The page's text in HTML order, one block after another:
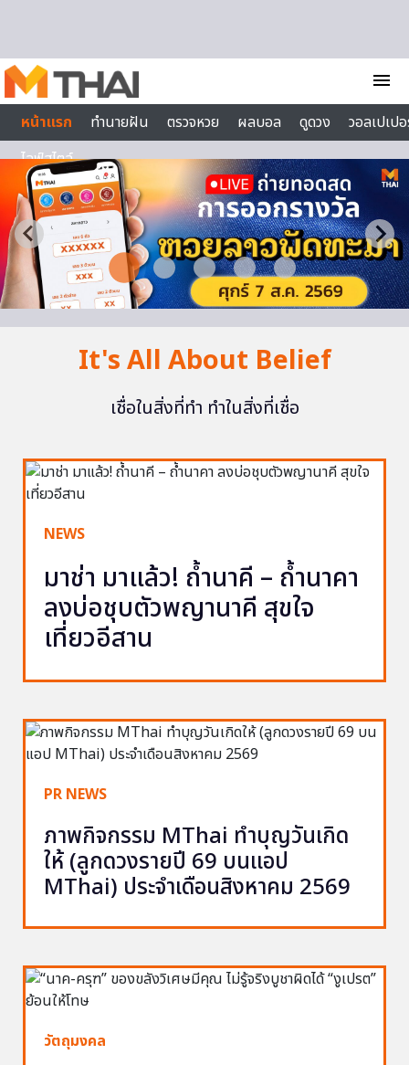
menu
หน้าแรก
ทำนายฝัน ตรวจหวย ผลบอล ดูดวง
วอลเปเป
ไลฟ์สไตล์
It's All About Belief
เชื่อในสิ่งที่ทำ ทำในสิ่งที่เชื่อ
NEWS
มาช่า มาแล้ว! ถ้ำนาคี – ถ้ำนาคา
ลงบ่อชุบตัวพญานาคี สุขใจ
เที่ยวอีสาน
PR NEWS
ภาพกิจกรรม MThai ทำบุญวันเกิด
ให้ (ลูกดวงรายปี 69 บนแอป
MThai) ประจำเดือนสิงหาคม 2569
วัตถุมงคล